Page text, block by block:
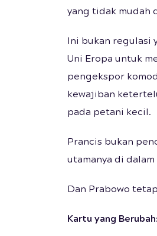
yang tidak mudah
Ini bukan regulasi
Uni Eropa untuk
pengekspor
kewajiban
pada petani kecil.
Prancis bukan
utamanya di
Dan Prabowo
Kartu yang